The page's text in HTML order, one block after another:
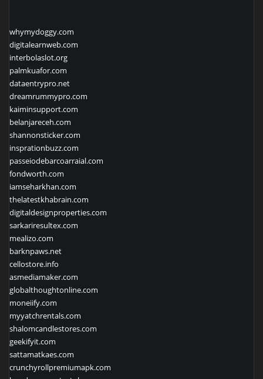
whymydoggy.com
digitalearnweb.com
interbolaslot.org
palmkuafor.com
dataentrypro.net
dreamrummypro.com
kaiminsupport.com
belanjareceh.com
shannonsticker.com
insprationbuzz.com
passeiodebarcoarraial.com
fondworth.com
iamseharkhan.com
thelatestkhabrain.com
digitaldesignproperties.com
sarkariresultex.com
mealizo.com
barknpaws.net
cellostore.info
asmediamaker.com
globalthoughtonline.com
moneiify.com
myyatchrentals.com
shalomcandlestores.com
geekifyit.com
sattamatkaes.com
crunchyrollpremiumapk.com